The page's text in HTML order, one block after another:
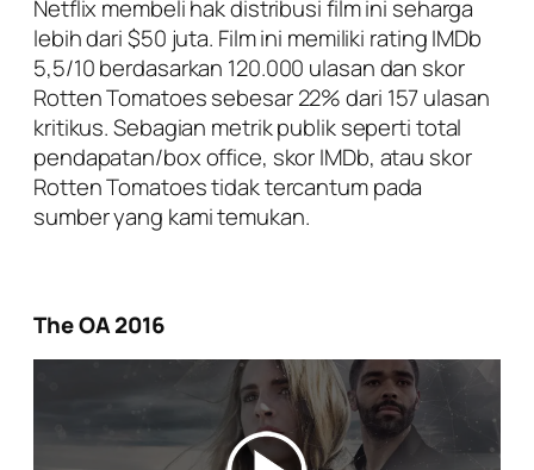
Netflix membeli hak distribusi film ini seharga
lebih dari $50 juta. Film ini memiliki rating IMDb
5,5/10 berdasarkan 120.000 ulasan dan skor
Rotten Tomatoes sebesar 22% dari 157 ulasan
kritikus. Sebagian metrik publik seperti total
pendapatan/box office, skor IMDb, atau skor
Rotten Tomatoes tidak tercantum pada
sumber yang kami temukan.
The OA 2016